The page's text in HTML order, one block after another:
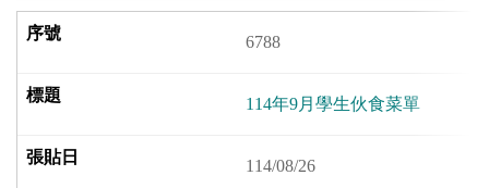
6788
114年9月學生伙食菜單
114/08/26